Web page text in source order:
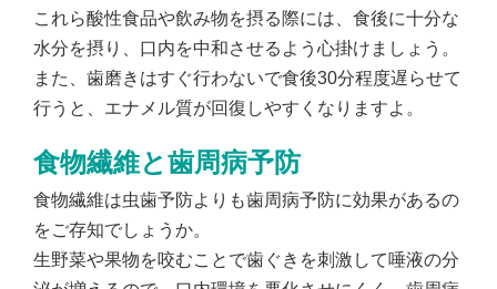
これら酸性食品や飲み物を摂る際には、食後に十分な
水分を摂り、口内を中和させるよう心掛けましょう。
また、歯磨きはすぐ行わないで食後30分程度遅らせて
行うと、エナメル質が回復しやすくなりますよ。
食物繊維と歯周病予防
食物繊維は虫歯予防よりも歯周病予防に効果があるの
をご存知でしょうか。
生野菜や果物を咬むことで歯ぐきを刺激して唾液の分